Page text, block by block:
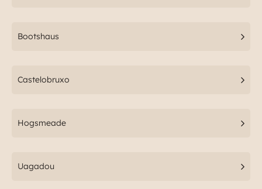
Bootshaus
Castelobruxo
Hogsmeade
Uagadou